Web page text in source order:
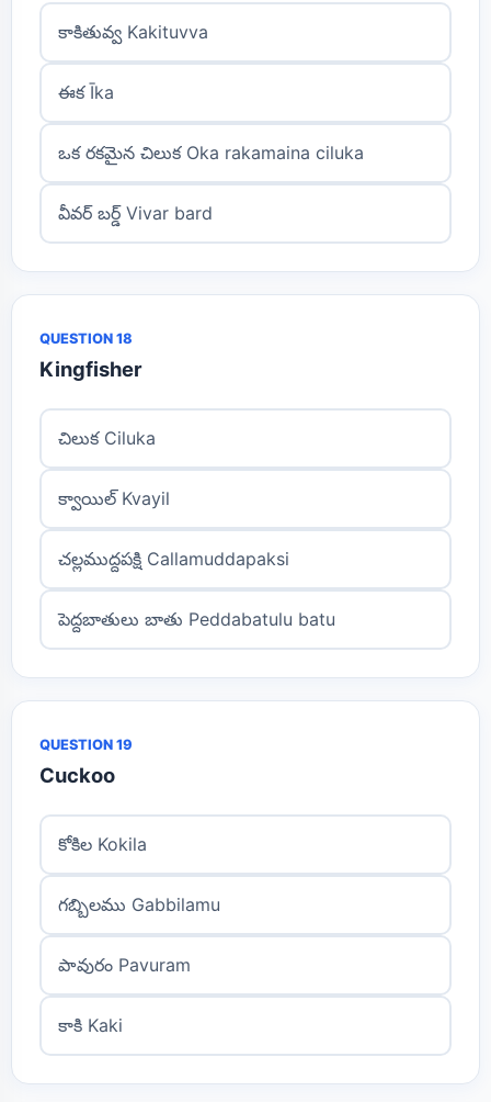
కాకితువ్వ Kakituvva
ఈక Īka
ఒక రకమైన చిలుక Oka rakamaina ciluka
వీవర్ బర్డ్ Vivar bard
QUESTION 18
Kingfisher
చిలుక Ciluka
క్వాయిల్ Kvayil
చల్లముద్దపక్షి Callamuddapaksi
పెద్దబాతులు బాతు Peddabatulu batu
QUESTION 19
Cuckoo
కోకిల Kokila
గబ్బిలము Gabbilamu
పావురం Pavuram
కాకి Kaki